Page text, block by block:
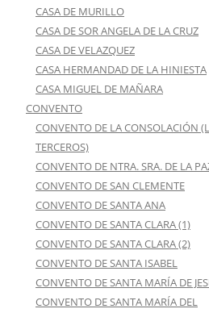
CASA DE MURILLO
CASA DE SOR ANGELA DE LA CRUZ
CASA DE VELAZQUEZ
CASA HERMANDAD DE LA HINIESTA
CASA MIGUEL DE MAÑARA
CONVENTO
CONVENTO DE LA CONSOLACIÓN
TERCEROS)
CONVENTO DE NTRA. SRA. DE LA
CONVENTO DE SAN CLEMENTE
CONVENTO DE SANTA ANA
CONVENTO DE SANTA CLARA (1)
CONVENTO DE SANTA CLARA (2)
CONVENTO DE SANTA ISABEL
CONVENTO DE SANTA MARÍA DE
CONVENTO DE SANTA MARÍA DEL